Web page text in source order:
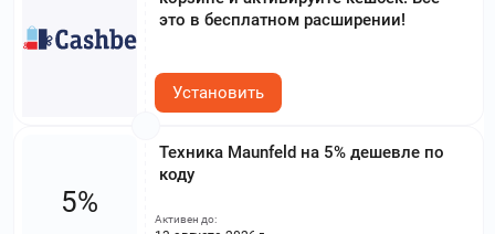
это в бесплатном расширении!
Установить
Техника Maunfeld на 5% дешевле по
коду
5%
Активен до: